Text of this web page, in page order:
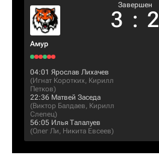
Амур
Завершен
3 : 2
04:01 Ярослав Лихачев
(Игнат Коротких, Кирилл
Петков)
22:36 Матвей Заседа
(Виктор Балдаев, Кирилл
Слепец)
56:05 Илья Талалуев
(Олег Ли, Никита Евсеев)